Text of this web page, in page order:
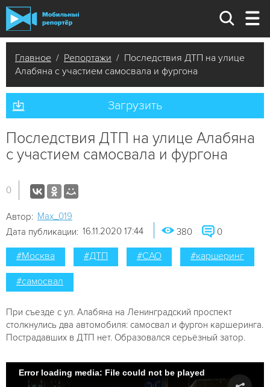
Главное / Репортажи / Последствия ДТП на улице
Алабяна с участием самосвала и фургона
Загрузить
Последствия ДТП на улице Алабяна
с участием самосвала и фургона
0
Автор: Мах_019
Дата публикации: 16.11.2020 17:44 380 0
#Москва #ДТП #САО #каршеринг
#самосвал
При съезде с ул. Алабяна на Ленинградский проспект
столкнулись два автомобиля: самосвал и фургон каршеринга.
Пострадавших в ДТП нет. Образовался серьёзный затор.
Error loading media: File could not be played